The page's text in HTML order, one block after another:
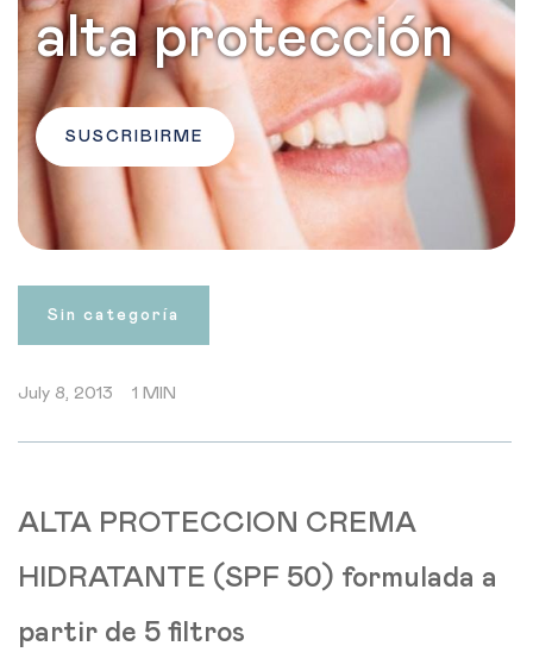
alta protección
SUSCRIBIRME
Sin categoría
July 8, 2013 1 MIN
ALTA PROTECCION CREMA
HIDRATANTE (SPF 50) formulada a
partir de 5 filtros